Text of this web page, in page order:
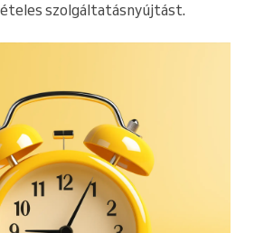
szolgáltatásnyújtást.